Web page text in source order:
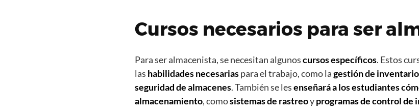
Cursos necesarios para ser
Para ser almacenista, se necesitan algunoscursos específicos. Estos
las habilidades necesariaspara el trabajo, como lagestión de
seguridad de almacenes. También se lesenseñará a los estudiantes
almacenamiento, comosistemas de rastreoyprogramas de control de